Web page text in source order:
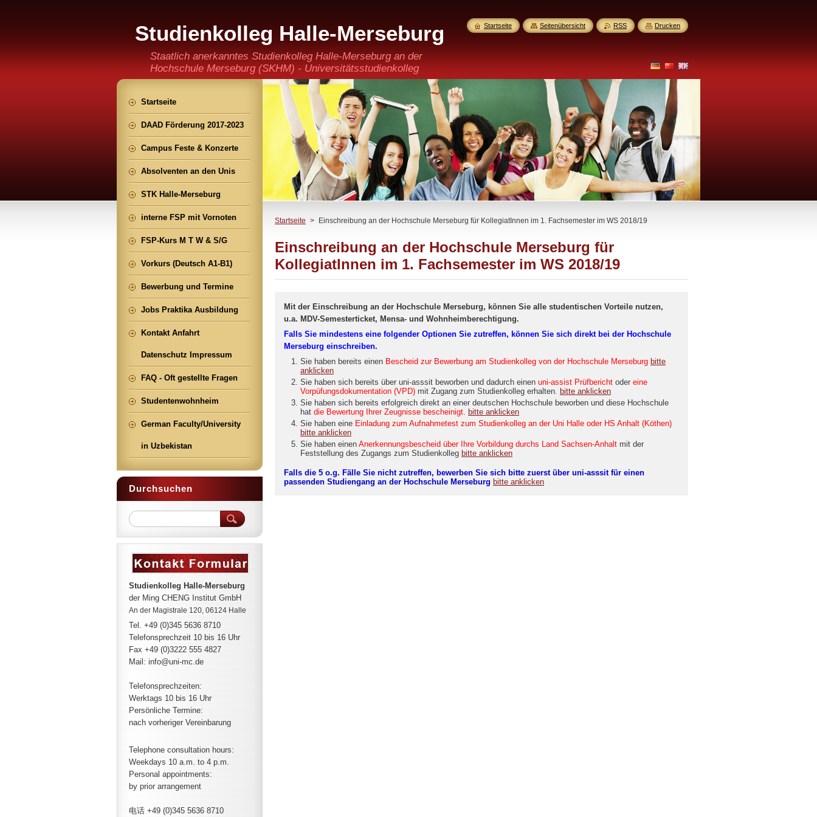
Studienkolleg Halle-Merseburg
(staatlich anerkannt)
Staatlich anerkanntes Studienkolleg Halle-Merseburg an der
Hochschule Merseburg (SKHM) - Universitätsstudienkolleg
der Ming CHENG Institut GmbH
Startseite > Einschreibung an der Hochschule Merseburg für KollegiatInnen im 1. Fachsemester im WS 2018/19
Einschreibung an der Hochschule Merseburg für
KollegiatInnen im 1. Fachsemester im WS 2018/19
Mit der Einschreibung an der Hochschule Merseburg, können Sie alle studentischen Vorteile nutzen,
u.a. MDV-Semesterticket, Mensa- und Wohnheimberechtigung.
Falls Sie mindestens eine folgender Optionen Sie zutreffen, können Sie sich direkt bei der Hochschule
Merseburg einschreiben.
Sie haben bereits einen Bescheid zur Bewerbung am Studienkolleg von der Hochschule Merseburg bitte
anklicken
Sie haben sich bereits über uni-asssit beworben und dadurch einen uni-assist Prüfbericht oder eine
Vorpüfungsdokumentation (VPD) mit Zugang zum Studienkolleg erhalten. bitte anklicken
Sie haben sich bereits erfolgreich direkt an einer deutschen Hochschule beworben und diese Hochschule
hat die Bewertung Ihrer Zeugnisse bescheinigt. bitte anklicken
Sie haben eine Einladung zum Aufnahmetest zum Studienkolleg an der Uni Halle oder HS Anhalt (Köthen)
bitte anklicken
Sie haben einen Anerkennungsbescheid über Ihre Vorbildung durchs Land Sachsen-Anhalt mit der
Feststellung des Zugangs zum Studienkolleg bitte anklicken
Falls die 5 o.g. Fälle Sie nicht zutreffen, bewerben Sie sich bitte zuerst über uni-asssit für einen
passenden Studiengang an der Hochschule Merseburg bitte anklicken
Startseite
DAAD Förderung 2017-2023
Campus Feste & Konzerte
Absolventen an den Unis
STK Halle-Merseburg
interne FSP mit Vornoten
FSP-Kurs M T W & S/G
Vorkurs (Deutsch A1-B1)
Bewerbung und Termine
Jobs Praktika Ausbildung
Kontakt Anfahrt
Datenschutz Impressum
FAQ - Oft gestellte Fragen
Studentenwohnheim
German Faculty/University
in Uzbekistan
Durchsuchen
Studienkolleg Halle-Merseburg
der Ming CHENG Institut GmbH
An der Magistrale 120, 06124 Halle
Tel. +49 (0)345 5636 8710
Telefonsprechzeit 10 bis 16 Uhr
Fax +49 (0)3222 555 4827
Mail: info@uni-mc.de
Telefonsprechzeiten:
Werktags 10 bis 16 Uhr
Persönliche Termine:
nach vorheriger Vereinbarung
Telephone consultation hours:
Weekdays 10 a.m. to 4 p.m.
Personal appointments:
by prior arrangement
电话 +49 (0)345 5636 8710
Startseite Seitenübersicht RSS Drucken